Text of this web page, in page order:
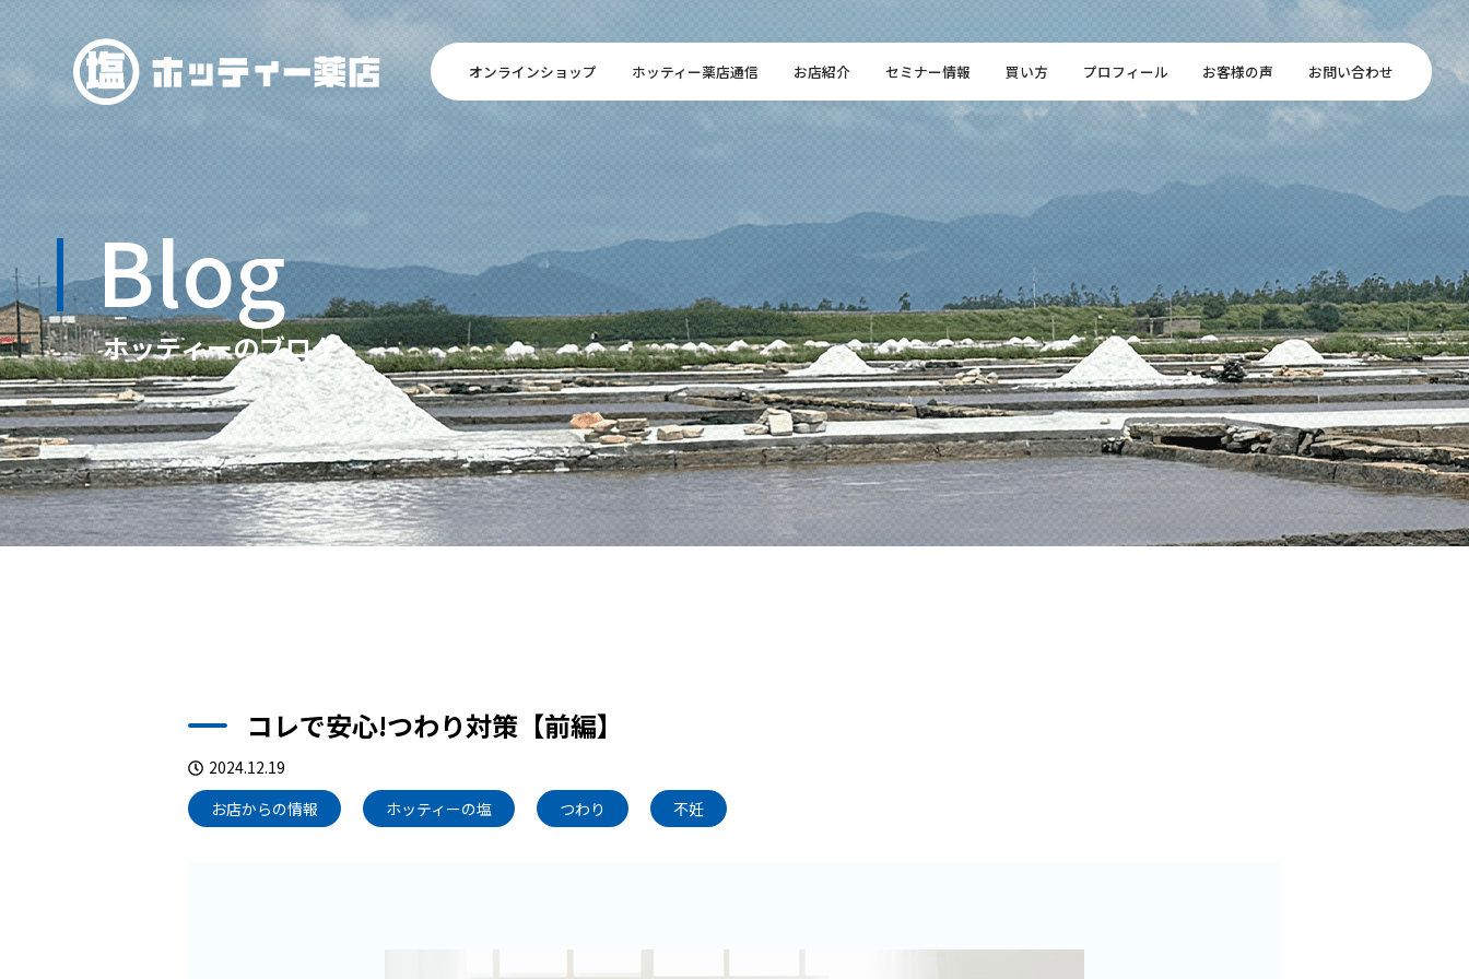
オンラインショップ ホッティー薬店通信 お店紹介 セミナー情報 買い方 プロフィール お客様の声 お問い合わせ
Blog
ホッティーのブログ
コレで安心!つわり対策【前編】
2024.12.19
お店からの情報
ホッティーの塩 つわり 不妊